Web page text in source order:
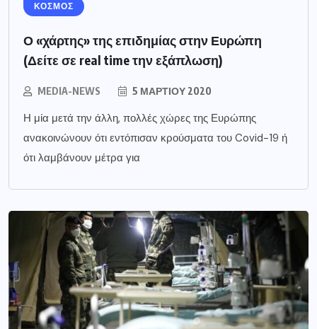
ΚΟΣΜΟΣ
Ο «χάρτης» της επιδημίας στην Ευρώπη
(Δείτε σε real time την εξάπλωση)
MEDIA-NEWS 5 ΜΑΡΤΊΟΥ 2020
Η μία μετά την άλλη, πολλές χώρες της Ευρώπης
ανακοινώνουν ότι εντόπισαν κρούσματα του Covid-19 ή
ότι λαμβάνουν μέτρα για